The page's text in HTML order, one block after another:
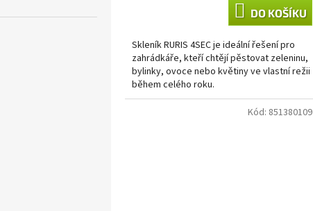
DO KOŠÍKU
Skleník RURIS 4SEC je ideální řešení pro
zahrádkáře, kteří chtějí pěstovat zeleninu,
bylinky, ovoce nebo květiny ve vlastní režii
během celého roku.
Kód: 851380109